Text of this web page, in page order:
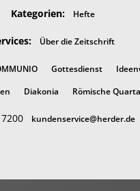
Kategorien: Hefte
Über die Zeitschrift
Gottesdienst
Diakonia Römische
kundenservice@herder.de